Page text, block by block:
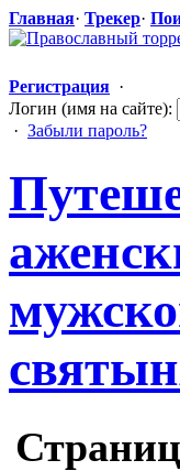
Главная· Трекер·
Регистрация ·
Логин (имя на сайте):
· Забыли пароль?